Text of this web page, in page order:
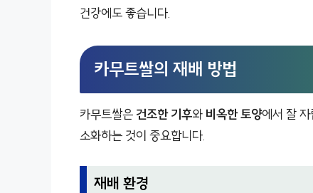
건강에도 좋습니다.
카무트쌀의 재배 방법
카무트쌀은 건조한 기후와 비옥한 토양에서 잘
소화하는 것이 중요합니다.
재배 환경